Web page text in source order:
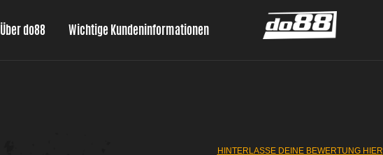
Über do88 Wichtige Kundeninformationen
HINTERLASSE DEINE BEWERTUNG HIER